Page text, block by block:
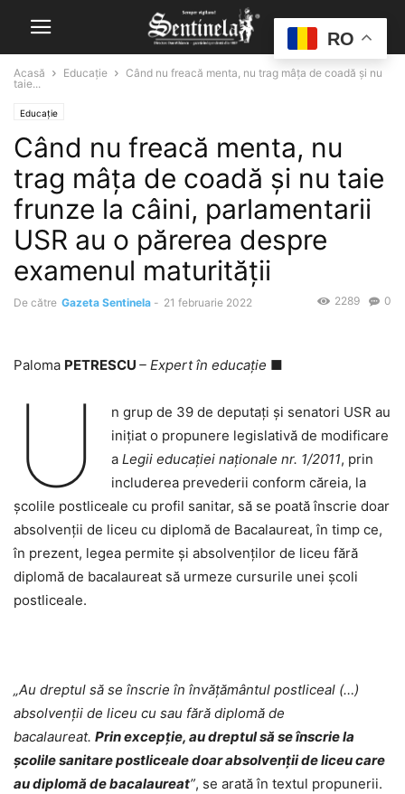
Acasă Educaţie
Când nu freacă menta, nu trag mâţa de coadă şi nu
taie...
Educaţie
Când nu freacă menta, nu
trag mâţa de coadă şi nu taie
frunze la câini, parlamentarii
USR au o părerea despre
examenul maturităţii
De către Gazeta Sentinela - 21 februarie 2022 0
2289
Paloma PETRESCU – Expert în educaţie ■
U
n grup de 39 de deputați și senatori USR au
inițiat o propunere legislativă de modificare
a Legii educației naționale nr. 1/2011, prin
includerea prevederii conform căreia, la
școlile postliceale cu profil sanitar, să se poată înscrie doar
absolvenții de liceu cu diplomă de Bacalaureat, în timp ce,
în prezent, legea permite și absolvenților de liceu fără
diplomă de bacalaureat să urmeze cursurile unei școli
postliceale.
„Au dreptul să se înscrie în învățământul postliceal (…)
absolvenții de liceu cu sau fără diplomă de
bacalaureat. Prin excepție, au dreptul să se înscrie la
școlile sanitare postliceale doar absolvenții de liceu care
au diplomă de bacalaureat”, se arată în textul propunerii.
RO